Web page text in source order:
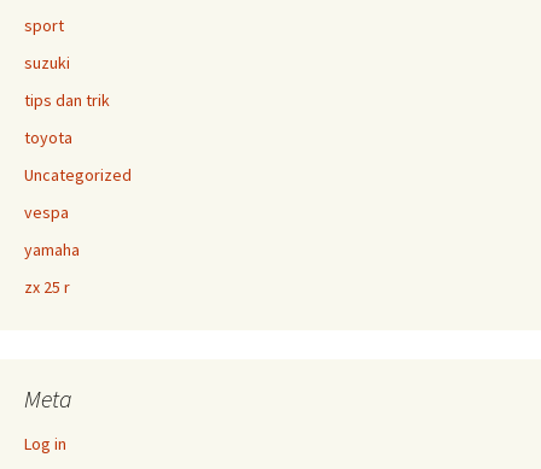
sport
suzuki
tips dan trik
toyota
Uncategorized
vespa
yamaha
zx 25 r
Meta
Log in